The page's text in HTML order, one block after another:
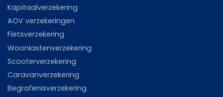
Kapitaalverzekering
AOV verzekeringen
Fietsverzekering
Woonlastenverzekering
Scooterverzekering
Caravanverzekering
Begrafenisverzekering